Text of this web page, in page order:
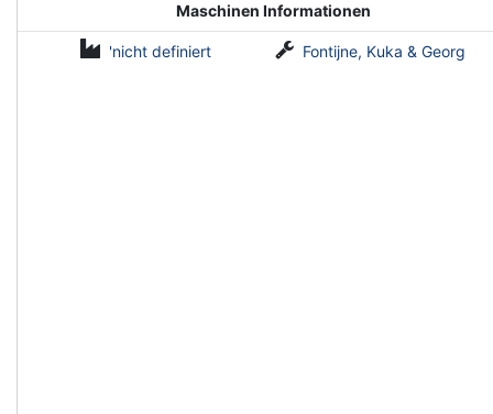
Maschinen Informationen
'nicht definiert Fontijne, Kuka & Georg